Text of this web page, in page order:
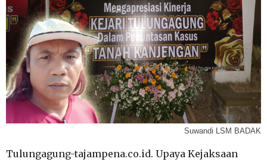
Suwandi LSM BADAK
Tulungagung-tajampena.co.id. Upaya Kejaksaan